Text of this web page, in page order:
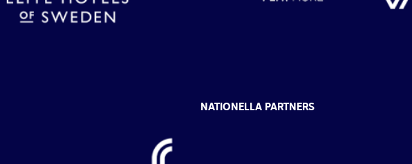
NATIONELLA PARTNERS